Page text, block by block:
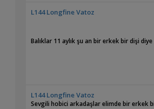
L144 Longfine Vatoz
Balıklar 11 aylık şu an bir erkek bir dişi
L144 Longfine Vatoz
Sevgili hobici arkadaşlar elimde bir erkek